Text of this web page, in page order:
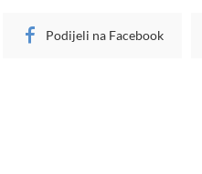
Podijeli na Facebook